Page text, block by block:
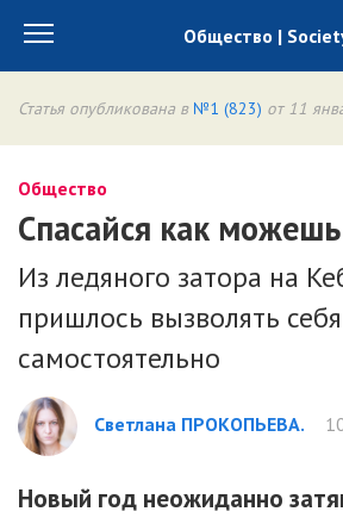
Общество |
Статья опубликована в №1 (823) от 11
Общество
Спасайся как можешь
Из ледяного затора на
пришлось вызволять себя
самостоятельно
Светлана ПРОКОПЬЕВА.
Новый год неожиданно